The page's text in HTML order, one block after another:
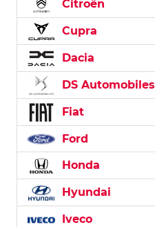
Citroën
Cupra
Dacia
DS Automobiles
Fiat
Ford
Honda
Hyundai
Iveco